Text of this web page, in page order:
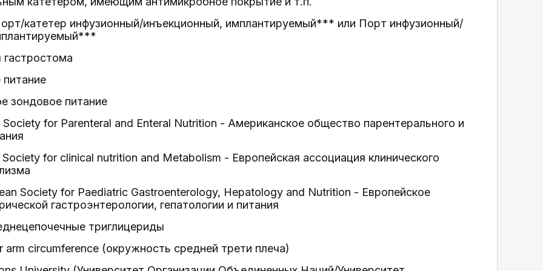
катетер инфузионный/инъекционный, имплантируемый*** или Порт инфузионный/
зондовое питание
for Parenteral and Enteral Nutrition - Американское общество парентерального и
for clinical nutrition and Metabolism - Европейская ассоциация клинического
Society for Paediatric Gastroenterology, Hepatology and Nutrition - Европейское
гастроэнтерологии, гепатологии и питания
триглицериды
circumference (окружность средней трети плеча)